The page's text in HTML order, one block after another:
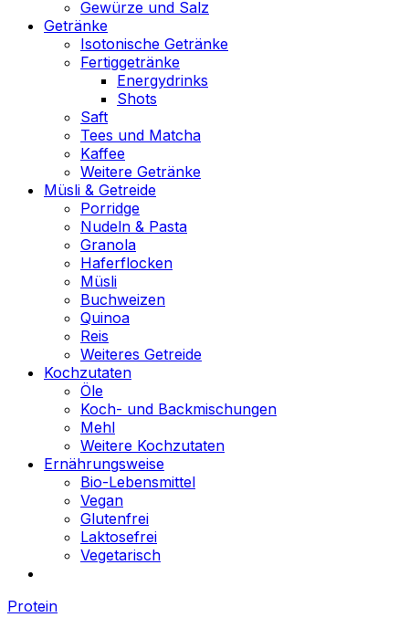
Gewürze und Salz
Getränke
Isotonische Getränke
Fertiggetränke
Energydrinks
Shots
Saft
Tees und Matcha
Kaffee
Weitere Getränke
Müsli & Getreide
Porridge
Nudeln & Pasta
Granola
Haferflocken
Müsli
Buchweizen
Quinoa
Reis
Weiteres Getreide
Kochzutaten
Öle
Koch- und Backmischungen
Mehl
Weitere Kochzutaten
Ernährungsweise
Bio-Lebensmittel
Vegan
Glutenfrei
Laktosefrei
Vegetarisch
Protein